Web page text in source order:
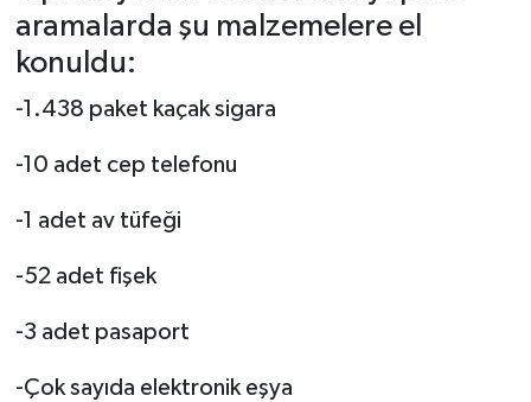
aramalarda şu malzemelere el
konuldu:
-1.438 paket kaçak sigara
-10 adet cep telefonu
-1 adet av tüfeği
-52 adet fişek
-3 adet pasaport
-Çok sayıda elektronik eşya